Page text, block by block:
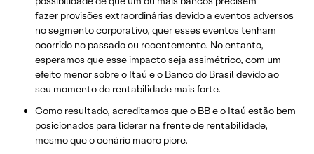
fazer provisões extraordinárias devido a eventos adversos
no segmento corporativo, quer esses eventos tenham
ocorrido no passado ou recentemente. No entanto,
esperamos que esse impacto seja assimétrico, com um
efeito menor sobre o Itaú e o Banco do Brasil devido ao
seu momento de rentabilidade mais forte.
Como resultado, acreditamos que o BB e o Itaú estão bem
posicionados para liderar na frente de rentabilidade,
mesmo que o cenário macro piore.